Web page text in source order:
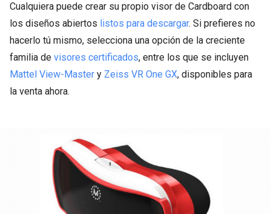
Cualquiera puede crear su propio visor de Cardboard con
los diseños abiertos listos para descargar. Si prefieres no
hacerlo tú mismo, selecciona una opción de la creciente
familia de visores certificados, entre los que se incluyen
Mattel View-Master y Zeiss VR One GX, disponibles para
la venta ahora.